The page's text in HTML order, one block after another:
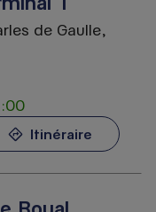
de Gaulle,
Itinéraire